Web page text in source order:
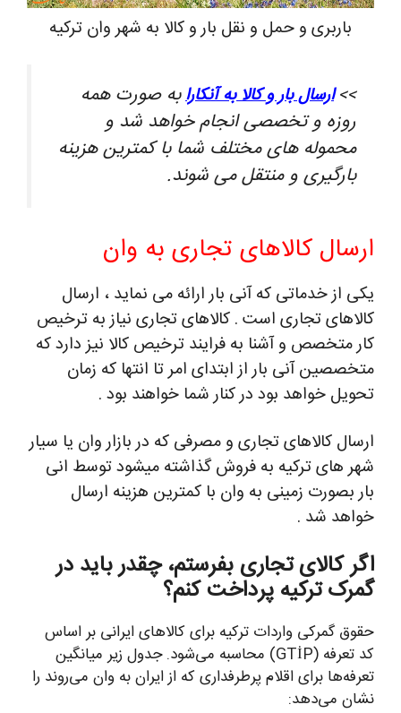
باربری و حمل و نقل بار و کالا به شهر وان ترکیه
>>ارسال بار و کالا به آنکارابه صورت همه
روزه و تخصصی انجام خواهد شد و
محموله های مختلف شما با کمترین هزینه
بارگیری و منتقل می شوند.
ارسال کالاهای تجاری به وان
یکی از خدماتی که آنی بار ارائه می نماید ، ارسال
کالاهای تجاری است . کالاهای تجاری نیاز به ترخیص
کار متخصص و آشنا به فرایند ترخیص کالا نیز دارد که
متخصصین آنی بار از ابتدای امر تا انتها که زمان
تحویل خواهد بود در کنار شما خواهند بود .
ارسال کالاهای تجاری و مصرفی که در بازار وان یا سیار
شهر های ترکیه به فروش گذاشته میشود توسط انی
بار بصورت زمینی به وان با کمترین هزینه ارسال
خواهد شد .
اگر کالای تجاری بفرستم، چقدر باید در
گمرک ترکیه پرداخت کنم؟
حقوق گمرکی واردات ترکیه برای کالاهای ایرانی بر اساس
کد تعرفه (GTİP) محاسبه می‌شود. جدول زیر میانگین
تعرفه‌ها برای اقلام پرطرفداری که از ایران به وان می‌روند را
نشان می‌دهد: